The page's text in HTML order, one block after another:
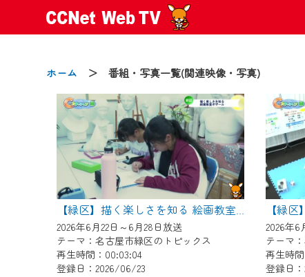
ホーム ＞ 番組・写真一覧(関連映像・写真)
【緑区】描く楽しさを知る 絵画教室ボザール
2026年6月22日～6月28日放送
テーマ：名古屋市緑区のトピックス
再生時間：00:03:04
登録日：2026/06/23
【緑
2026年6
テーマ
再生時
登録日
2024/09/02
動画配信サービス『CCNet Web
【変更点】
◆デザイン変更により、お住
◆当社アプリやＰＣブラウザ
CCNetサービスエリア20市町